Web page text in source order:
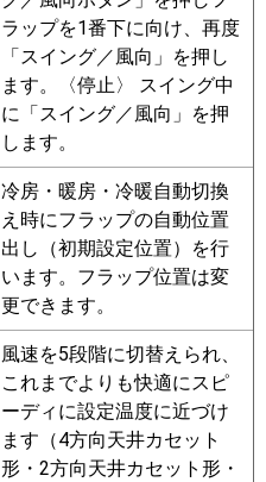
ラップを1番下に向け、再度
「スイング／風向」を押し
ます。〈停止〉 スイング中
に「スイング／風向」を押
します。
冷房・暖房・冷暖自動切換
え時にフラップの自動位置
出し（初期設定位置）を行
います。フラップ位置は変
更できます。
風速を5段階に切替えられ、
これまでよりも快適にスピ
ーディに設定温度に近づけ
ます（4方向天井カセット
形・2方向天井カセット形・